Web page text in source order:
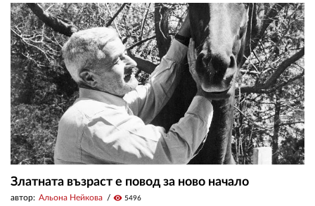
Златната възраст е повод за ново начало
автор: Альона Нейкова visibility 5496